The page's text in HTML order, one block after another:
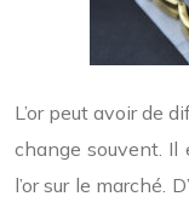
L’or peut avoir de
change souvent. Il
l’or sur le marché.